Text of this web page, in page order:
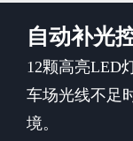
自动补光
12颗高亮LED
车场光线不足
境。